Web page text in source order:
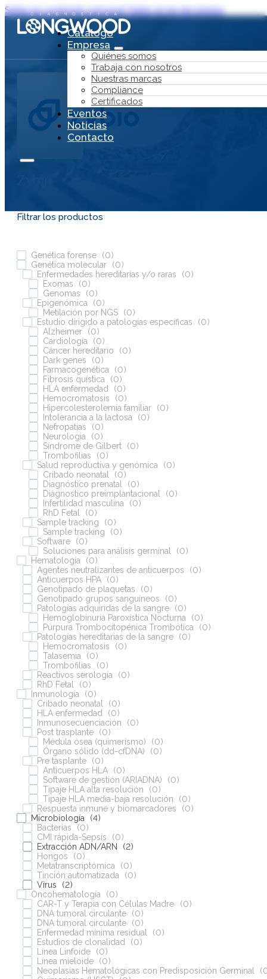
Saltar al contenido principal Saltar al pie de página
Catálogo
Empresa
Quiénes somos
Trabaja con nosotros
Nuestras marcas
Compliance
Certificados
Eventos
Noticias
Contacto
Catálogo
Quiénes somos
Trabaja con nosotros
Nuestras marcas
Compliance
Certificados
Eventos
Noticias
Contacto
Filtrar los productos
Genética forense (0)
Genética molecular
(0)
Enfermedades hereditarias y/o raras
(0)
Exomas
(0)
Genomas
(0)
Epigenómica
(0)
Metilación por NGS
(0)
Estudio dirigido a patologías específicas
(0)
Alzheimer
(0)
Cardiología
(0)
Cáncer hereditario
(0)
Dark genes
(0)
Farmacogenética
(0)
Fibrosis quística
(0)
HLA enfermedad
(0)
Hemocromatosis
(0)
Hipercolesterolemia familiar
(0)
Intolerancia a la lactosa
(0)
Nefropatías
(0)
Neurologia
(0)
Síndrome de Gilbert
(0)
Trombofilias
(0)
Salud reproductiva y genómica
(0)
Cribado neonatal
(0)
Diagnóstico prenatal
(0)
Diágnostico preimplantacional
(0)
Infertilidad masculina
(0)
RhD Fetal
(0)
Sample tracking
(0)
Sample tracking
(0)
Software
(0)
Soluciones para análisis germinal
(0)
Hematología
(0)
Agentes neutralizantes de anticuerpos
(0)
Anticuerpos HPA
(0)
Genotipado de plaquetas
(0)
Genotipado grupos sanguíneos
(0)
Patologías adquiridas de la sangre
(0)
Hemoglobinuria Paroxística Nocturna
(0)
Púrpura Trombocitopénica Trombótica
(0)
Patologías hereditarias de la sangre
(0)
Hemocromatosis
(0)
Talasemia
(0)
Trombofilias
(0)
Reactivos serología
(0)
RhD Fetal
(0)
Inmunología
(0)
Cribado neonatal
(0)
HLA enfermedad
(0)
Inmunosecuenciación
(0)
Post trasplante
(0)
Médula ósea (quimerismo)
(0)
Órgano sólido (dd-cfDNA)
(0)
Pre tasplante
(0)
Anticuerpos HLA
(0)
Software de gestión (ARIADNA)
(0)
Tipaje HLA alta resolución
(0)
Tipaje HLA media-baja resolución
(0)
Respuesta inmune y biomarcadores
(0)
Microbiología
(4)
Bacterias
(0)
CMI rápida-Sepsis
(0)
Extracción ADN/ARN
(2)
Hongos
(0)
Metatranscriptómica
(0)
Tinción automatizada
(0)
Virus
(2)
Oncohematología
(0)
CAR-T y Terapia con Células Madre
(0)
DNA tumoral circulante
(0)
DNA tumoral circulante
(0)
Enfermedad mínima residual
(0)
Estudios de clonalidad
(0)
Línea Linfoide
(0)
Línea mieloide
(0)
Neoplasias Hematológicas con Predisposición Germinal
(